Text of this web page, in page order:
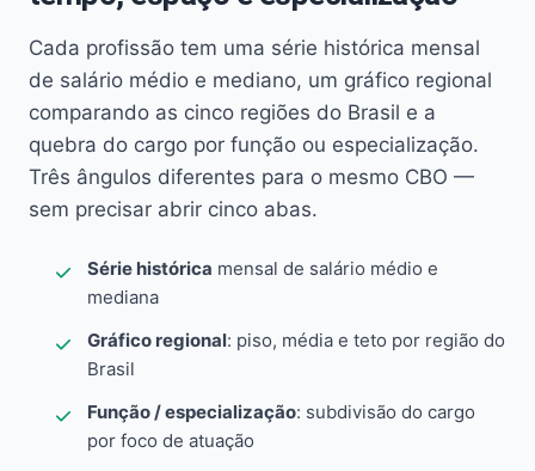
Cada profissão tem uma série histórica mensal
de salário médio e mediano, um gráfico regional
comparando as cinco regiões do Brasil e a
quebra do cargo por função ou especialização.
Três ângulos diferentes para o mesmo CBO —
sem precisar abrir cinco abas.
Série histórica mensal de salário médio e
mediana
Gráfico regional: piso, média e teto por região do
Brasil
Função / especialização: subdivisão do cargo
por foco de atuação